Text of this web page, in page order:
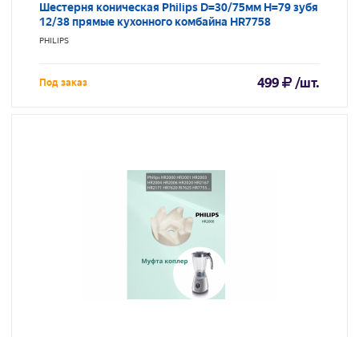
Шестерня коническая Philips D=30/75мм H=79 зубя
12/38 прямые кухонного комбайна HR7758
PHILIPS
Под заказ 499 /шт.